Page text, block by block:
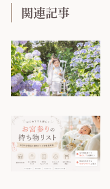
関連記事